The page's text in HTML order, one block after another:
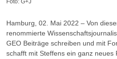
Foto: G+J
Hamburg, 02. Mai 2022 – Von
renommierte
GEO Beiträge schreiben und mit
schafft mit Steffens ein ganz neues